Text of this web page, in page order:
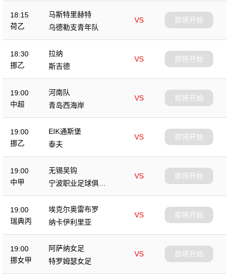
18:15
荷乙
马斯特里赫特
VS
乌德勒支青年队
即将开始
18:30
挪乙
拉纳
VS
斯吉德
即将开始
19:00
中超
河南队
VS
青岛西海岸
即将开始
19:00
挪乙
EIK通斯堡
VS
泰夫
即将开始
19:00
中甲
无锡吴钩
VS
宁波职业足球俱乐
部
即将开始
19:00
瑞典丙
埃克尔奥雷布罗
VS
纳卡伊利里亚
即将开始
19:00
挪女甲
阿萨纳女足
VS
特罗姆瑟女足
即将开始